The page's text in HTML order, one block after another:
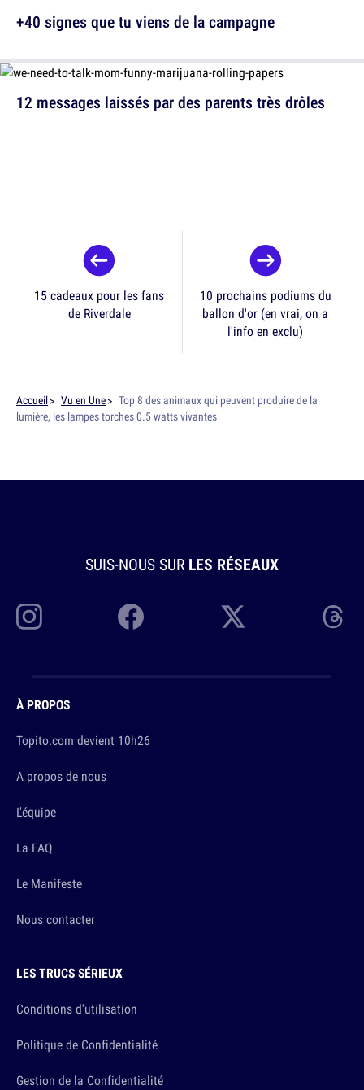
12 messages laissés par des parents très drôles
+40 signes que tu viens de la campagne
15 cadeaux pour les fans
de Riverdale
10 prochains podiums du
ballon d'or (en vrai, on a
l'info en exclu)
Accueil Vu en Une
Top 8 des animaux qui peuvent produire de la
lumière, les lampes torches 0.5 watts vivantes
SUIS-NOUS SUR LES RÉSEAUX
À PROPOS
Topito.com devient 10h26
A propos de nous
L'équipe
La FAQ
Le Manifeste
Nous contacter
LES TRUCS SÉRIEUX
Conditions d'utilisation
Politique de Confidentialité
Gestion de la Confidentialité